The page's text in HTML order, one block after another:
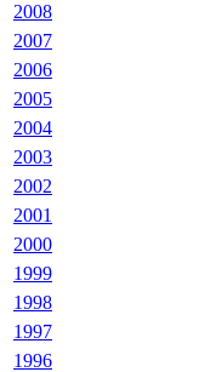
2008
2007
2006
2005
2004
2003
2002
2001
2000
1999
1998
1997
1996